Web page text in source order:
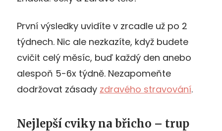
První výsledky uvidíte v zrcadle už po 2
týdnech. Nic ale nezkazíte, když budete
cvičit celý měsíc, buď každý den anebo
alespoň 5-6x týdně. Nezapomeňte
dodržovat zásady zdravého stravování.
Nejlepší cviky na břicho – trup